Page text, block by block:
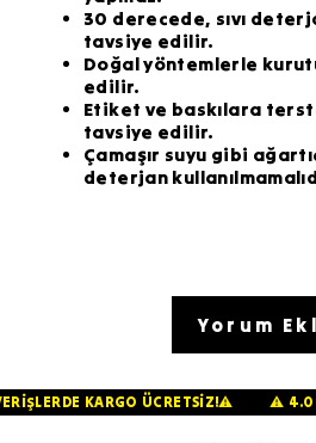
30 derecede, sıvı
tavsiye edilir.
Doğal yöntemlerle
edilir.
Etiket ve baskılara
tavsiye edilir.
Çamaşır suyu gibi
deterjan
Yorum
KARGO ÜCRETSİZ!⚠️ ⚠️